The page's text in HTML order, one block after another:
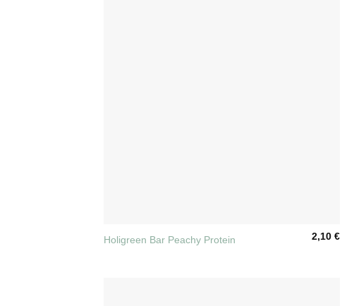
Holigreen Bar Peachy Protein 2,10€